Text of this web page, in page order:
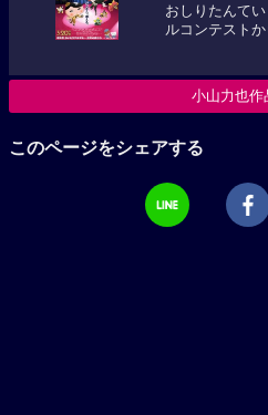
おしりたんて
ルコンテストか
小山力也作
このページをシェアする